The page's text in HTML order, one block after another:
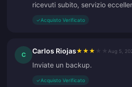
ricevuti subito, servizio
✓Acquisto Verificato
C Carlos Riojas★ ★ ★ Aug 5,
Inviate un backup.
✓Acquisto Verificato